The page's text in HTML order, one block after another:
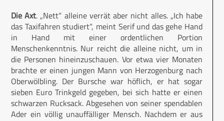
Die Axt. „Nett“ alleine verrät aber nicht alles. „Ich habe
das Taxifahren studiert“, meint Serif und das gehe Hand
in Hand mit einer ordentlichen Portion
Menschenkenntnis. Nur reicht die alleine nicht, um in
die Personen hineinzuschauen. Vor etwa vier Monaten
brachte er einen jungen Mann von Herzogenburg nach
Oberwölbling. Der Bursche war höflich, er hat sogar
sieben Euro Trinkgeld gegeben, bei sich hatte er einen
schwarzen Rucksack. Abgesehen von seiner spendablen
Ader ein völlig unauffälliger Mensch. Nachdem er aus